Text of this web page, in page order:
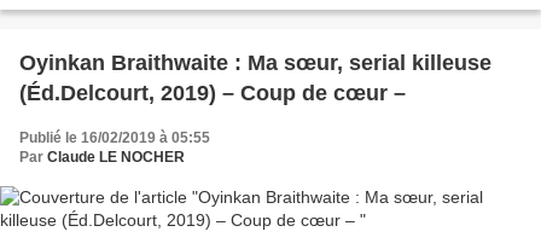
Oyinkan Braithwaite : Ma sœur, serial killeuse
(Éd.Delcourt, 2019) – Coup de cœur –
Publié le 16/02/2019 à 05:55
Par Claude LE NOCHER